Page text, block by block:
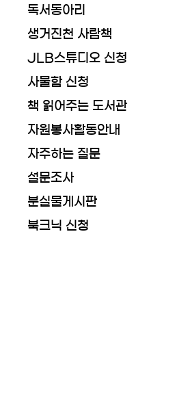
독서동아리
생거진천 사람책
JLB스튜디오 신청
사물함 신청
책 읽어주는 도서관
자원봉사활동안내
자주하는 질문
설문조사
분실물게시판
북크닉 신청